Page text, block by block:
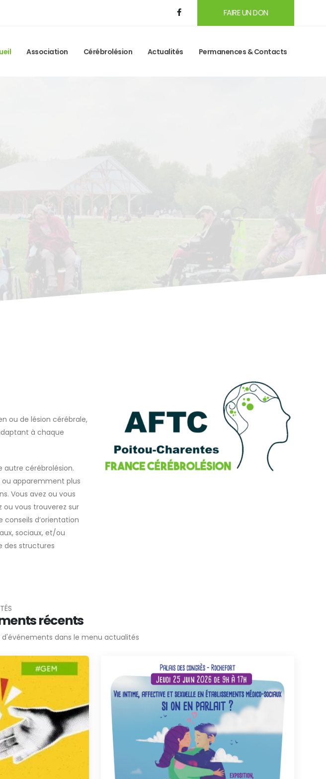
FAIRE UN DON
Association Cérébrolésion Actualités Permanences & Contacts
un handicap résultant d'un
ou de lésion cérébrale,
à chaque
autre cérébrolésion.
ou apparemment plus
Vous avez ou vous
ou vous trouverez sur
conseils d’orientation
sociaux, et/ou
des structures
récents
dans le menu actualités